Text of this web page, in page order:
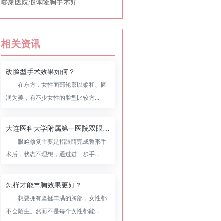
相关资讯
改脸型手术效果如何？
在东方，女性面部轮廓以柔和、圆
润为美，有不少女性的脸型比较方...
大连医科大学附属第一医院双眼皮修复怎么样，附双眼皮修复案例
眼睑修复主要是指眼睛完成整形手
术后，状态不理想，通过进一步手...
怎样才能丰胸效果更好？
想要拥有坚挺丰满的胸部，女性都
不会陌生。然而不是每个女性都能...